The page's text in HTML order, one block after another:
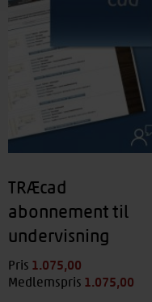
TRÆcad
abonnement til
undervisning
Pris 1.075,00
Medlemspris 1.075,00